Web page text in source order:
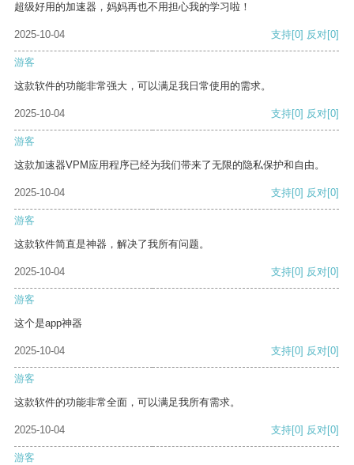
超级好用的加速器，妈妈再也不用担心我的学习啦！
2025-10-04 支持[0] 反对[0]
游客
这款软件的功能非常强大，可以满足我日常使用的需求。
2025-10-04 支持[0] 反对[0]
游客
这款加速器VPM应用程序已经为我们带来了无限的隐私保护和自由。
2025-10-04 支持[0] 反对[0]
游客
这款软件简直是神器，解决了我所有问题。
2025-10-04 支持[0] 反对[0]
游客
这个是app神器
2025-10-04 支持[0] 反对[0]
游客
这款软件的功能非常全面，可以满足我所有需求。
2025-10-04 支持[0] 反对[0]
游客